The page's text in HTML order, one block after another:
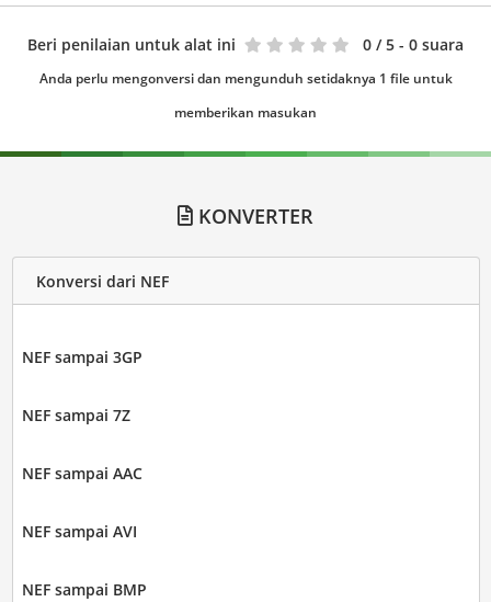
Beri penilaian untuk alat ini 0 / 5 - 0 suara
Anda perlu mengonversi dan mengunduh setidaknya 1 file untuk
memberikan masukan
KONVERTER
Konversi dari NEF
NEF sampai 3GP
NEF sampai 7Z
NEF sampai AAC
NEF sampai AVI
NEF sampai BMP